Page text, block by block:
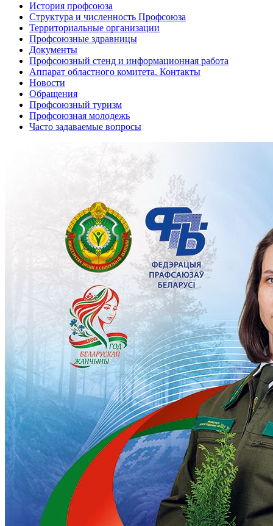
История профсоюза
Структура и численность Профсоюза
Территориальные организации
Профсоюзные здравницы
Документы
Профсоюзный стенд и информационная работа
Аппарат областного комитета. Контакты
Новости
Обращения
Профсоюзный туризм
Профсоюзная молодежь
Часто задаваемые вопросы